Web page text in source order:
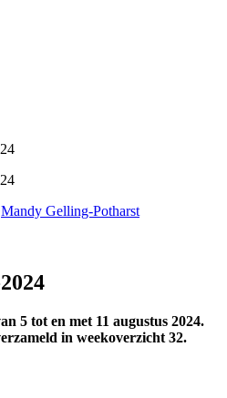
Mandy Gelling-Potharst
5 tot en met 11 augustus 2024.
in weekoverzicht 32.